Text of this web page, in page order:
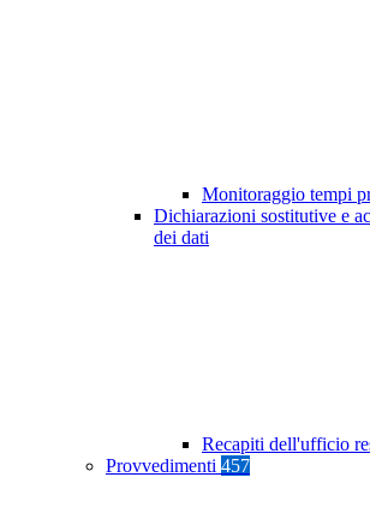
Monitoraggio tempi
Dichiarazioni sostitutive e
dei dati
Recapiti dell'ufficio
Provvedimenti 457